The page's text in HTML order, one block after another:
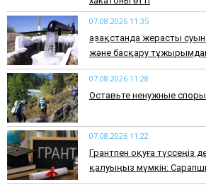
07.08.2026 11:35
Қазақстанда жерасты
және басқару
07.08.2026 11:28
Оставьте ненужные споры
07.08.2026 11:22
Грантпен оқуға түссеңіз
қалуыңыз мүмкін: Сарапшы